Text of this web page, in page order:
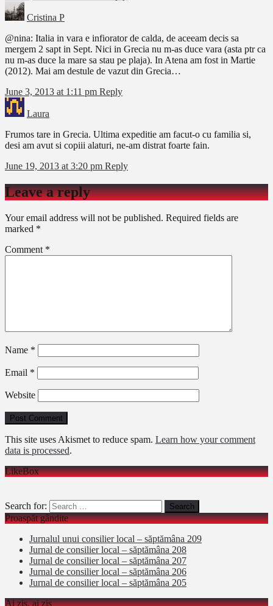
Cristina P
@nina: Italia in vara e infiorator de calda, de aceeam decis sa
mergem 2 sapt in Sept. Nici in Grecia nu m-as duce vara (asta ptr ca
nu m-as duce la mare sa stau pe plaja). In Atena am fost in Martie
(2012). Mai am destule de vazut din Grecia…
June 3, 2013 at 1:11 pm Reply
Laura
Frumos tare in Grecia. Ultima expeditie am facut-o cu familia si,
desi am avut si copiii alaturi, ne-am distrat foarte fain.
June 19, 2013 at 3:20 pm Reply
Leave a reply
Your email address will not be published. Required fields are
marked *
Comment *
Name *
Email *
Website
This site uses Akismet to reduce spam. Learn how your comment
data is processed.
LikeBox
Search for:
Proaspăt gândite
Jurnalul unui consilier local – săptămâna 209
Jurnal de consilier local – săptămâna 208
Jurnal de consilier local – săptămâna 207
Jurnal de consilier local – săptămâna 206
Jurnal de consilier local – săptămâna 205
Ai zis, ai zis